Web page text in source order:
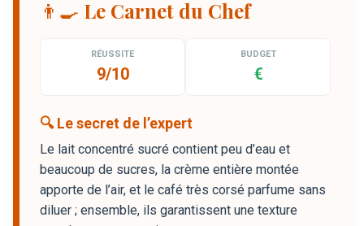
👨‍🍳 Le Carnet du Chef
RÉUSSITE
9/10
BUDGET
€
🔍 Le secret de l’expert
Le lait concentré sucré contient peu d’eau et
beaucoup de sucres, la crème entière montée
apporte de l’air, et le café très corsé parfume sans
diluer ; ensemble, ils garantissent une texture